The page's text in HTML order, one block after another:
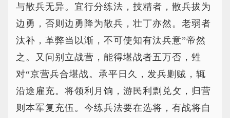
与散兵无异。宜行分练法，技精者，散兵拔为
边勇，否则边勇降为散兵，壮丁亦然。老弱者
汰补，革弊当以渐，不可使知有汰兵意”帝然
之。又问别立战营，能得堪战者五万否，甡
对“京营兵合堪战。承平日久，发兵剿贼，辄
沿途雇充。将领利月饷，游民利剽兑攵，归营
则本军复充伍。今练兵法要在选将，有战将自